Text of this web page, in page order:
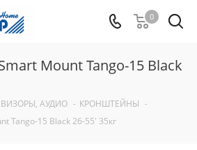
0
Mount Tango-15 Black
АУДИО - КРОНШТЕЙНЫ -
Tango-15 Black 26-55' 35кг